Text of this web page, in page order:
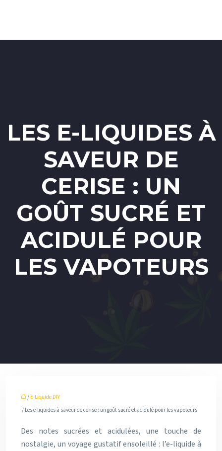
LES E-LIQUIDES À
SAVEUR DE
CERISE : UN
GOÛT SUCRÉ ET
ACIDULÉ POUR
LES VAPOTEURS
/ E-Liquide DIY
/ Les e-liquides à saveur de cerise : un goût sucré et acidulé pour les vapoteurs
Des notes sucrées et acidulées, une touche de
nostalgie, un voyage gustatif ensoleillé : l’e-liquide à